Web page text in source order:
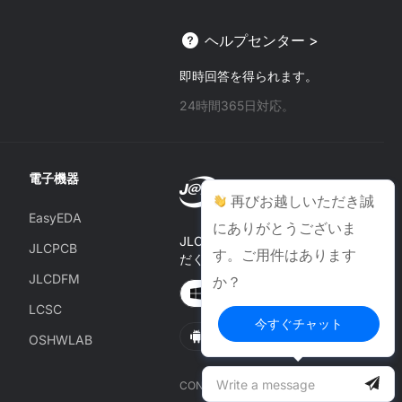
ヘルプセンター >
即時回答を得られます。
24時間365日対応。
電子機器
EasyEDA
JLCPCB
JLCDFM
LCSC
OSHWLAB
JLCONE Desktopでご注文いた
だくと、毎回$1–$20お得に
Windows
Android
CONNECT WITH US
再びお越しいただき誠
にありがとうございま
す。ご用件はあります
か？
今すぐチャット